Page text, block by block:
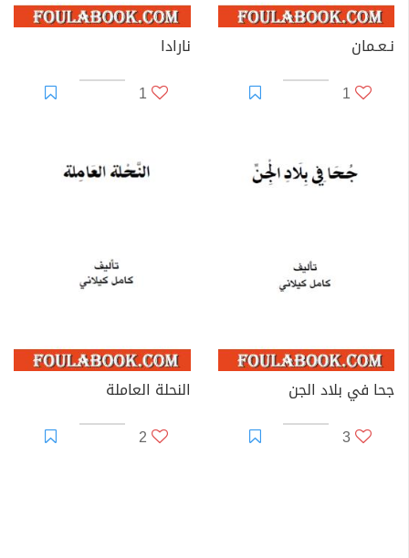
نـعـمان
1
نارادا
1
جحا في بلاد الجن
3
النحلة العاملة
2